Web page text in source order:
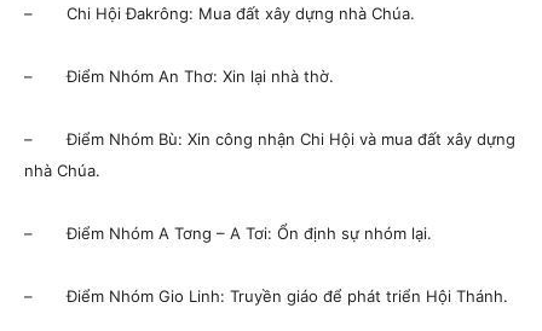
– Chi Hội Đakrông: Mua đất xây dựng nhà Chúa.
– Điểm Nhóm An Thơ: Xin lại nhà thờ.
– Điểm Nhóm Bù: Xin công nhận Chi Hội và mua đất xây dựng
nhà Chúa.
– Điểm Nhóm A Tơng – A Tơi: Ổn định sự nhóm lại.
– Điểm Nhóm Gio Linh: Truyền giáo để phát triển Hội Thánh.